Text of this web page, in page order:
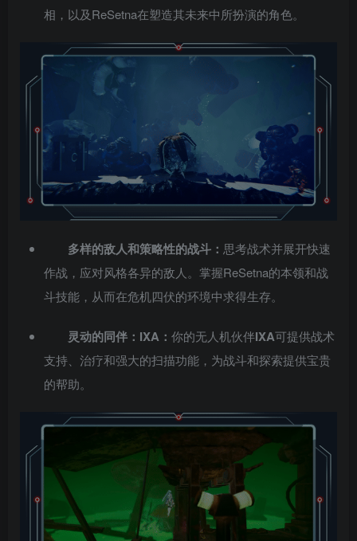
相，以及ReSetna在塑造其未来中所扮演的角色。
多样的敌人和策略性的战斗： 思考战术并展开快速
作战，应对风格各异的敌人。掌握ReSetna的本领和战
斗技能，从而在危机四伏的环境中求得生存。
灵动的同伴：IXA： 你的无人机伙伴IXA可提供战术
支持、治疗和强大的扫描功能，为战斗和探索提供宝贵
的帮助。